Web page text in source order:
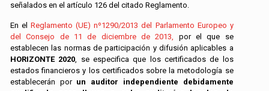
señalados en el artículo 126 del citado Reglamento.
En elReglamento (UE) nº1290/2013 del Parlamento Europeo y
del Consejo de 11 de diciembre de 2013, por el que se
establecen las normas de participación y difusión aplicables a
HORIZONTE 2020, se especifica que los certificados de los
estados financieros y los certificados sobre la metodología se
establecerán por un auditor independiente debidamente